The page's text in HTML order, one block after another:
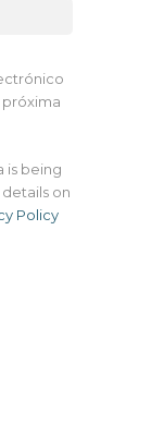
is being
on
Policy